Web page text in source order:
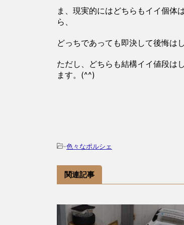
ま、現実的にはどちらもイイ個体
ら、
どっちであっても即決して後悔は
ただし、どちらも結構イイ値段は
ます。(^^)
-色々なポルシェ
関連記事